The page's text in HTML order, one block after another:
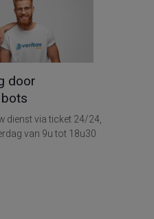
door
dienst via ticket 24/24,
van 9u tot 18u30